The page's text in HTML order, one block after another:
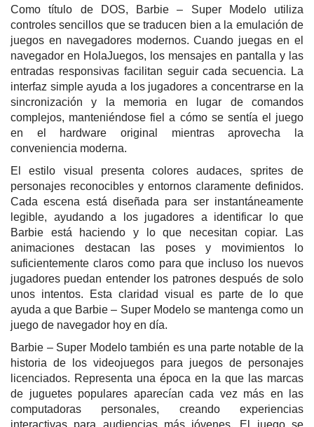
Como título de DOS, Barbie – Super Modelo utiliza
controles sencillos que se traducen bien a la emulación de
juegos en navegadores modernos. Cuando juegas en el
navegador en HolaJuegos, los mensajes en pantalla y las
entradas responsivas facilitan seguir cada secuencia. La
interfaz simple ayuda a los jugadores a concentrarse en la
sincronización y la memoria en lugar de comandos
complejos, manteniéndose fiel a cómo se sentía el juego
en el hardware original mientras aprovecha la
conveniencia moderna.
El estilo visual presenta colores audaces, sprites de
personajes reconocibles y entornos claramente definidos.
Cada escena está diseñada para ser instantáneamente
legible, ayudando a los jugadores a identificar lo que
Barbie está haciendo y lo que necesitan copiar. Las
animaciones destacan las poses y movimientos lo
suficientemente claros como para que incluso los nuevos
jugadores puedan entender los patrones después de solo
unos intentos. Esta claridad visual es parte de lo que
ayuda a que Barbie – Super Modelo se mantenga como un
juego de navegador hoy en día.
Barbie – Super Modelo también es una parte notable de la
historia de los videojuegos para juegos de personajes
licenciados. Representa una época en la que las marcas
de juguetes populares aparecían cada vez más en las
computadoras personales, creando experiencias
interactivas para audiencias más jóvenes. El juego se